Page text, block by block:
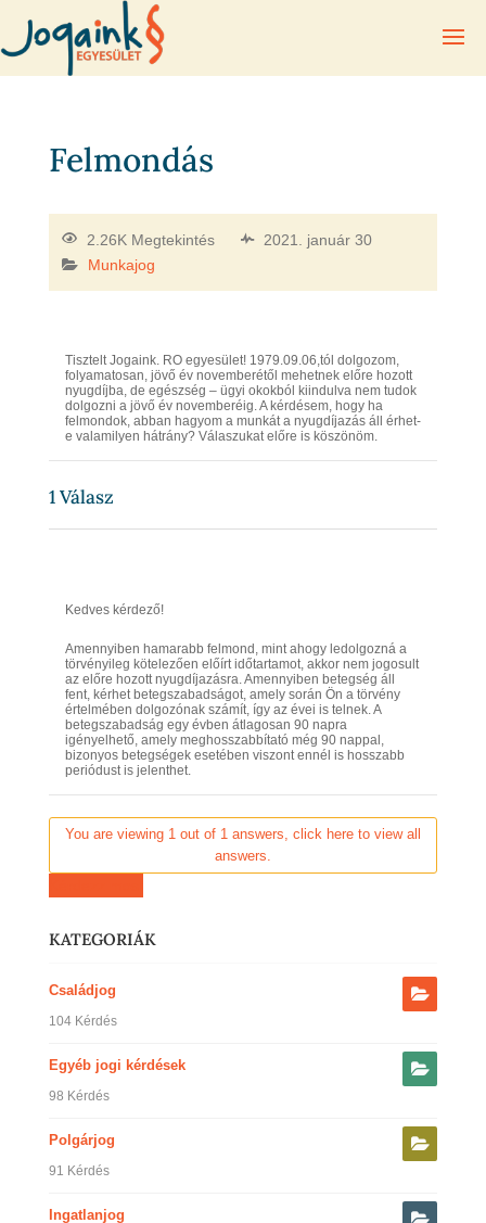
Felmondás
2.26K Megtekintés
2021. január 30
Munkajog
Tisztelt Jogaink. RO egyesület! 1979.09.06,tól dolgozom,
folyamatosan, jövő év novemberétől mehetnek előre hozott
nyugdíjba, de egészség – ügyi okokból kiindulva nem tudok
dolgozni a jövő év novemberéig. A kérdésem, hogy ha
felmondok, abban hagyom a munkát a nyugdíjazás áll érhet-
e valamilyen hátrány? Válaszukat előre is köszönöm.
1Válasz
Kedves kérdező!
Amennyiben hamarabb felmond, mint ahogy ledolgozná a
törvényileg kötelezően előírt időtartamot, akkor nem jogosult
az előre hozott nyugdíjazásra. Amennyiben betegség áll
fent, kérhet betegszabadságot, amely során Ön a törvény
értelmében dolgozónak számít, így az évei is telnek. A
betegszabadság egy évben átlagosan 90 napra
igényelhető, amely meghosszabbítató még 90 nappal,
bizonyos betegségek esetében viszont ennél is hosszabb
periódust is jelenthet.
You are viewing 1 out of 1 answers, click here to view all
answers.
KATEGORIÁK
Családjog
104 Kérdés
Egyéb jogi kérdések
98 Kérdés
Polgárjog
91 Kérdés
Ingatlanjog